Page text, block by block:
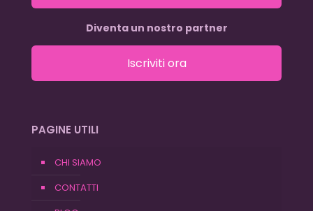
Diventa un nostro partner
Iscriviti ora
PAGINE UTILI
CHI SIAMO
CONTATTI